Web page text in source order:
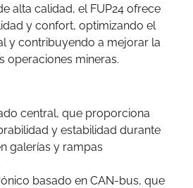
alta calidad, el FUP24 ofrece
y confort, optimizando el
y contribuyendo a mejorar la
operaciones mineras.
central, que proporciona
y estabilidad durante
galerías y rampas
basado en CAN-bus, que